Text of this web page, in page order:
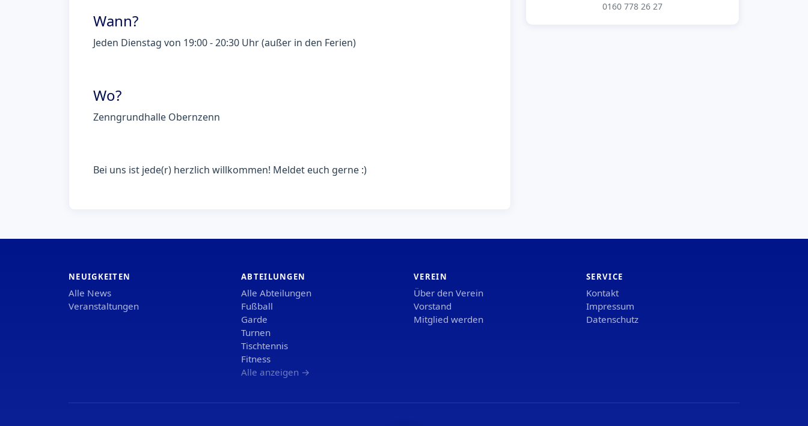
Wann?
Jeden Dienstag von 19:00 - 20:30 Uhr (außer in den Ferien)
Wo?
Zenngrundhalle Obernzenn
Bei uns ist jede(r) herzlich willkommen! Meldet euch gerne :)
0160 778 26 27
NEUIGKEITEN
Alle News
Veranstaltungen
ABTEILUNGEN
Alle Abteilungen
Fußball
Garde
Turnen
Tischtennis
Fitness
Alle anzeigen →
VEREIN
Über den Verein
Vorstand
Mitglied werden
SERVICE
Kontakt
Impressum
Datenschutz